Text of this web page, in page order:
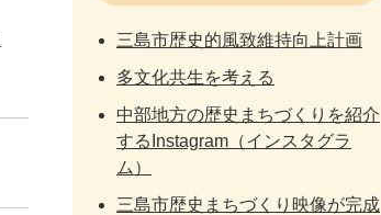
三島市歴史的風致維持向上計画
多文化共生を考える
中部地方の歴史まちづくりを紹介
するInstagram（インスタグラ
ム）
三島市歴史まちづくり映像が完成